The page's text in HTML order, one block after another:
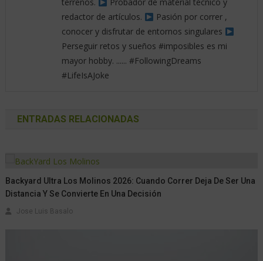
terrenos.
Probador de material técnico y
redactor de artículos.
Pasión por correr ,
conocer y disfrutar de entornos singulares
Perseguir retos y sueños #imposibles es mi
mayor hobby. ...... #FollowingDreams
#LifeIsAJoke
ENTRADAS RELACIONADAS
Backyard Ultra Los Molinos 2026: Cuando Correr Deja De Ser Una
Distancia Y Se Convierte En Una Decisión
Jose Luis Basalo